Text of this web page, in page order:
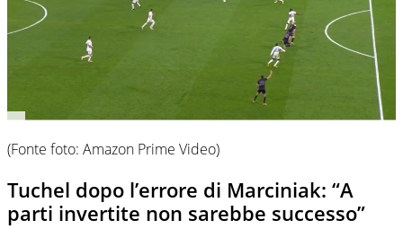
(Fonte foto: Amazon Prime Video)
Tuchel dopo l’errore di Marciniak: “A
parti invertite non sarebbe successo”